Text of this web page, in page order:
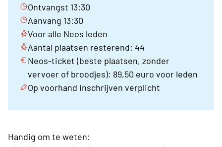
Ontvangst 13:30
Aanvang 13:30
Voor alle Neos leden
Aantal plaatsen resterend: 44
Neos-ticket (beste plaatsen, zonder
vervoer of broodjes): 89,50 euro voor leden
Op voorhand inschrijven verplicht
Handig om te weten: